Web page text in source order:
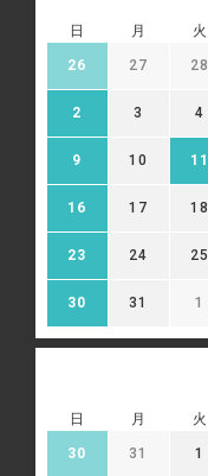
日 月 火
26 27 28
2 3 4
9 10 11
16 17 18
23 24 25
30 31 1
日 月 火
30 31 1